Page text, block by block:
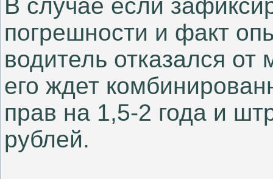
В случае если
погрешности и факт
водитель отказался
его ждет
прав на 1,5-2 года и
рублей.